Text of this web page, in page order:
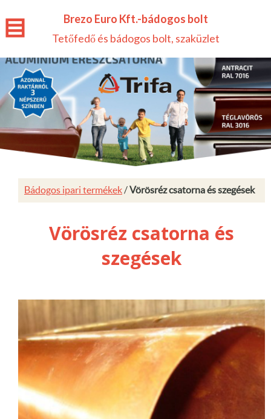
Brezo Euro Kft.-bádogos bolt
Tetőfedő és bádogos bolt, szaküzlet
Bádogos ipari termékek/Vörösréz csatorna és szegések
Vörösréz csatorna és
szegések